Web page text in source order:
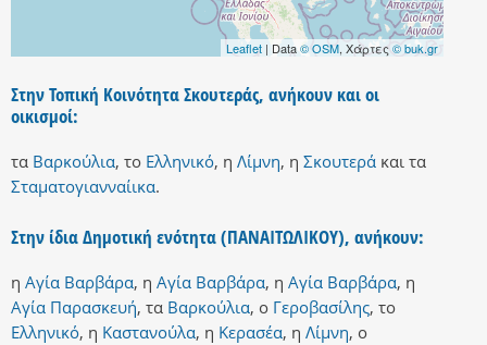
Leaflet | Data© OSM, Χάρτες© buk.gr
Στην Τοπική Κοινότητα Σκουτεράς, ανήκουν και οι
οικισμοί:
τα Βαρκούλια, το Ελληνικό, η Λίμνη, η Σκουτερά και τα
Σταματογιανναίικα.
Στην ίδια Δημοτική ενότητα (ΠΑΝΑΙΤΩΛΙΚΟΥ), ανήκουν:
η Αγία Βαρβάρα, η Αγία Βαρβάρα, η Αγία Βαρβάρα, η
Αγία Παρασκευή, τα Βαρκούλια, ο Γεροβασίλης, το
Ελληνικό, η Καστανούλα, η Κερασέα, η Λίμνη, ο